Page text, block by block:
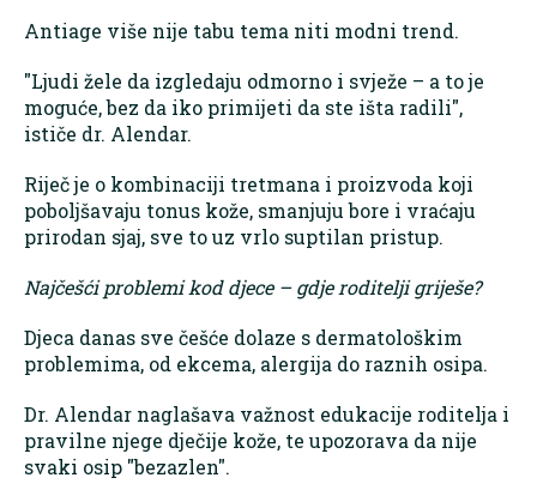
Antiage više nije tabu tema niti modni trend.
"Ljudi žele da izgledaju odmorno i svježe – a to je
moguće, bez da iko primijeti da ste išta radili",
ističe dr. Alendar.
Riječ je o kombinaciji tretmana i proizvoda koji
poboljšavaju tonus kože, smanjuju bore i vraćaju
prirodan sjaj, sve to uz vrlo suptilan pristup.
Najčešći problemi kod djece – gdje roditelji griješe?
Djeca danas sve češće dolaze s dermatološkim
problemima, od ekcema, alergija do raznih osipa.
Dr. Alendar naglašava važnost edukacije roditelja i
pravilne njege dječije kože, te upozorava da nije
svaki osip "bezazlen".